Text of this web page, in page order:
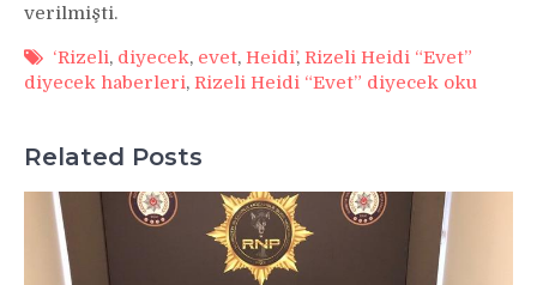
verilmişti.
‘Rizeli, diyecek, evet, Heidi’, Rizeli Heidi “Evet”
diyecek haberleri, Rizeli Heidi “Evet” diyecek oku
Related Posts